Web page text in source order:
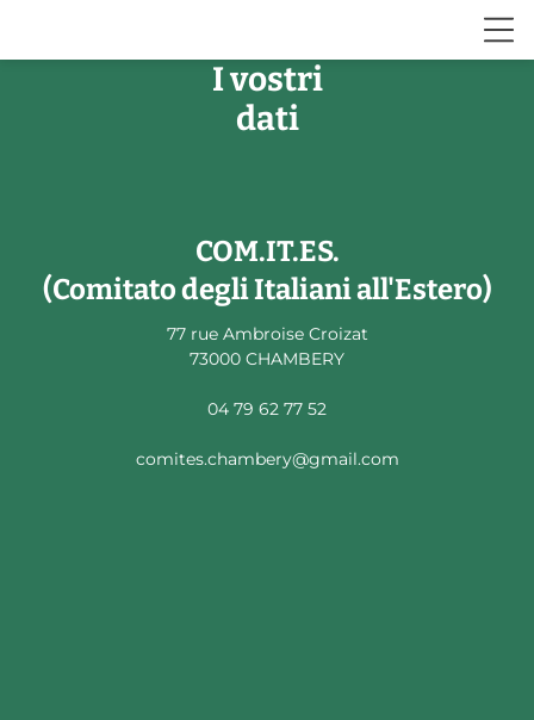
I vostri
dati
COM.IT.ES.
(Comitato degli Italiani all'Estero)
77 rue Ambroise Croizat
73000 CHAMBERY
04 79 62 77 52
comites.chambery@gmail.com